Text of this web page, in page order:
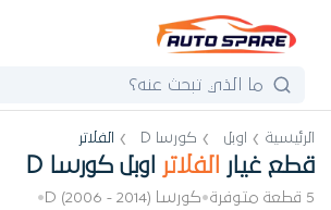
الرئيسية اوبل كورسا D الفلاتر
قطع غيار الفلاتر اوبل كورسا D
5 قطعة متوفرة •كورسا D (2006 - 2014)
•